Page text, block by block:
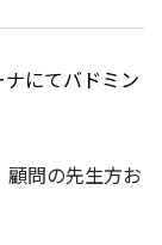
にてバドミン
問の先生方お